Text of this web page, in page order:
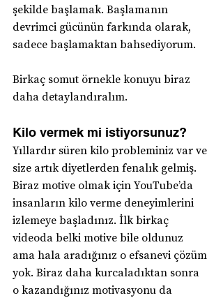
şekilde başlamak. Başlamanın
devrimci gücünün farkında olarak,
sadece başlamaktan bahsediyorum.
Birkaç somut örnekle konuyu biraz
daha detaylandıralım.
Kilo vermek mi istiyorsunuz?
Yıllardır süren kilo probleminiz var ve
size artık diyetlerden fenalık gelmiş.
Biraz motive olmak için YouTube’da
insanların kilo verme deneyimlerini
izlemeye başladınız. İlk birkaç
videoda belki motive bile oldunuz
ama hala aradığınız o efsanevi çözüm
yok. Biraz daha kurcaladıktan sonra
o kazandığınız motivasyonu da